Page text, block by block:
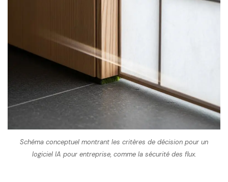
Schéma conceptuel montrant les critères de décision pour un
logiciel IA pour entreprise, comme la sécurité des flux.